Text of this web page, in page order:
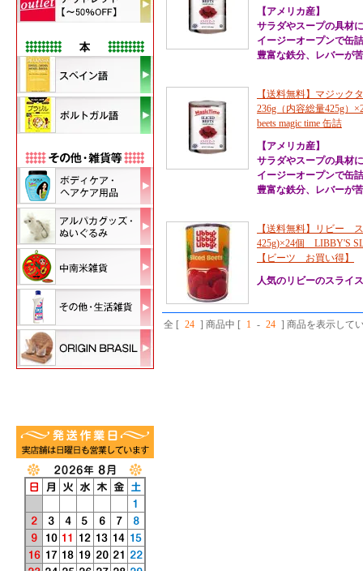
【アメリカ産】
サラダやスープの具材に
イージーオープンで缶
豊富な鉄分、レバーが
【送料無料】マジック
236g（内容総量425g）
beets magic time 缶詰
【アメリカ産】
サラダやスープの具材に
イージーオープンで缶
豊富な鉄分、レバーが
【送料無料】リビー
425g)×24個 LIBBY'S
【ビーツ お買い得】
人気のリビーのスライ
全 [ 24 ] 商品中 [ 1 - 24 ] 商品を表示して